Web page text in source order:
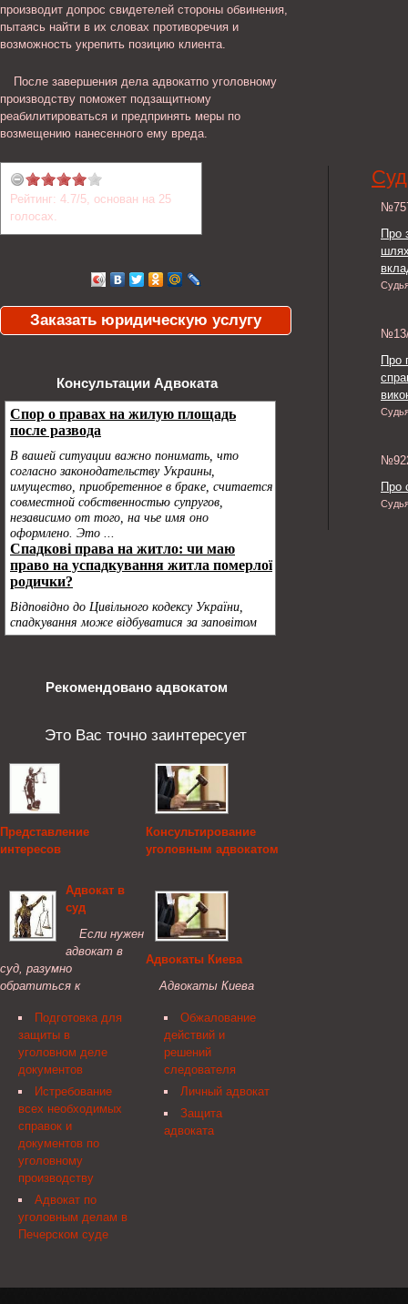
производит допрос свидетелей стороны обвинения,
пытаясь найти в их словах противоречия и
возможность укрепить позицию клиента.
После завершения дела адвокатпо уголовному
производству поможет подзащитному
реабилитироваться и предпринять меры по
возмещению нанесенного ему вреда.
Рейтинг: 4.7/5, основан на 25
голосах.
Заказать юридическую услугу
Консультации Адвоката
Рекомендовано адвокатом
Это Вас точно заинтересует
Представление
интересов
Помощь адвоката на
уголовном процессе
нужна не только
обвиняемому —
представление
интересов
должно проводиться
специалистом.
Адвокат в
суд
Если нужен
адвокат в
суд, разумно
обратиться к
юридической компании,
обладающим хорошей
репутацией и большим
опытом.
Подготовка для
защиты в
уголовном деле
документов
Истребование
всех необходимых
справок и
документов по
уголовному
производству
Адвокат по
уголовным делам в
Печерском суде
Консультирование
уголовным адвокатом
Консультирование
подзащитного и его
родственников по
вопросам привлечения к
уголовной
ответственности
частью работы
адвоката.
Адвокаты Киева
Адвокаты Киева
помощь, если это
потребуется. Если
требуется адвокат, не
стоит откладывать с
выбором защитника.
Обжалование
действий и
решений
следователя
Личный адвокат
Защита
адвоката
Про
Про
Про